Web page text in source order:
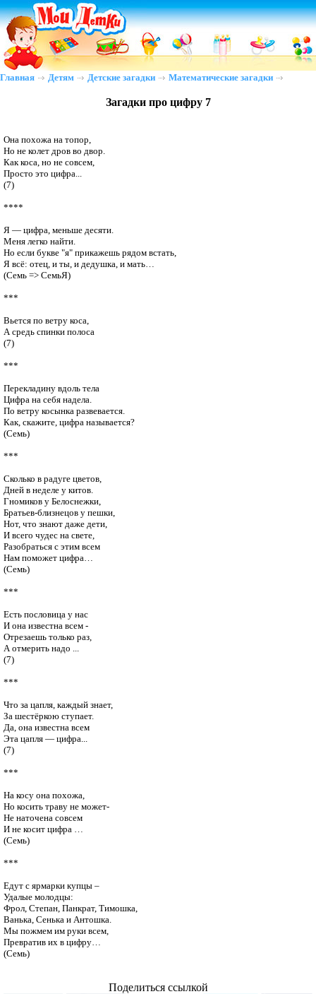
Главная Детям Детские загадки Математические загадки
Загадки про цифру 7
Она похожа на топор,
Но не колет дров во двор.
Как коса, но не совсем,
Просто это цифра...
(7)
****
Я — цифра, меньше десяти.
Меня легко найти.
Но если букве "я" прикажешь рядом встать,
Я всё: отец, и ты, и дедушка, и мать…
(Семь => СемьЯ)
***
Вьется по ветру коса,
А средь спинки полоса
(7)
***
Перекладину вдоль тела
Цифра на себя надела.
По ветру косынка развевается.
Как, скажите, цифра называется?
(Семь)
***
Сколько в радуге цветов,
Дней в неделе у китов.
Гномиков у Белоснежки,
Братьев-близнецов у пешки,
Нот, что знают даже дети,
И всего чудес на свете,
Разобраться с этим всем
Нам поможет цифра…
(Семь)
***
Есть пословица у нас
И она известна всем -
Отрезаешь только раз,
А отмерить надо ...
(7)
***
Что за цапля, каждый знает,
За шестёркою ступает.
Да, она известна всем
Эта цапля — цифра...
(7)
***
На косу она похожа,
Но косить траву не может-
Не наточена совсем
И не косит цифра …
(Семь)
***
Едут с ярмарки купцы –
Удалые молодцы:
Фрол, Степан, Панкрат, Тимошка,
Ванька, Сенька и Антошка.
Мы пожмем им руки всем,
Превратив их в цифру…
Поделиться ссылкой